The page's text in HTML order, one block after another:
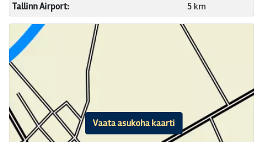
Tallinn Airport: 5 km
Vaata asukoha kaarti